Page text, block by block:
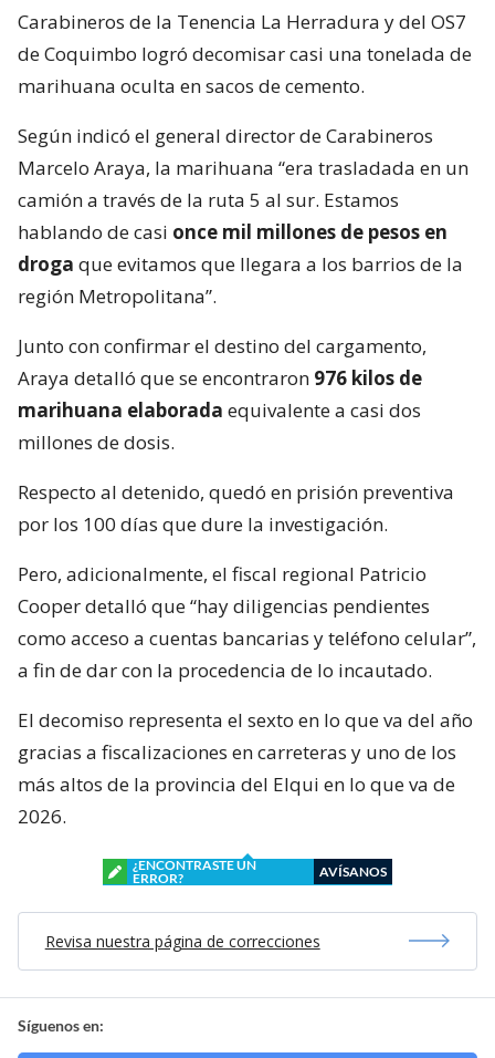
Carabineros de la Tenencia La Herradura y del OS7
de Coquimbo logró decomisar casi una tonelada de
marihuana oculta en sacos de cemento.
Según indicó el general director de Carabineros
Marcelo Araya, la marihuana “era trasladada en un
camión a través de la ruta 5 al sur. Estamos
hablando de casi once mil millones de pesos en
droga que evitamos que llegara a los barrios de la
región Metropolitana”.
Junto con confirmar el destino del cargamento,
Araya detalló que se encontraron 976 kilos de
marihuana elaborada equivalente a casi dos
millones de dosis.
Respecto al detenido, quedó en prisión preventiva
por los 100 días que dure la investigación.
Pero, adicionalmente, el fiscal regional Patricio
Cooper detalló que “hay diligencias pendientes
como acceso a cuentas bancarias y teléfono celular”,
a fin de dar con la procedencia de lo incautado.
El decomiso representa el sexto en lo que va del año
gracias a fiscalizaciones en carreteras y uno de los
más altos de la provincia del Elqui en lo que va de
2026.
¿ENCONTRASTE UN
ERROR?
AVÍSANOS
Revisa nuestra página de correcciones
Síguenos en: